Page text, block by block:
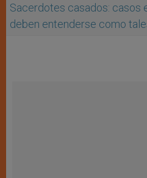
Sacerdotes casados: casos
deben entenderse como